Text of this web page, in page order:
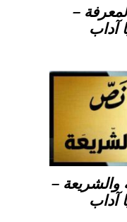
–
آداب
–
آداب